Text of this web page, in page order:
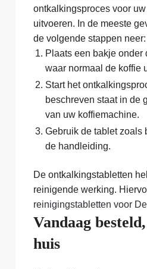
ontkalkingsproces voor
uitvoeren. In de meeste
de volgende stappen neer:
Plaats een bakje onder
waar normaal de koffie
Start het
beschreven staat in de
van uw koffiemachine.
Gebruik de tablet zoals
de handleiding.
De ontkalkingstabletten
reinigende werking.
reinigingstabletten voor
Vandaag
huis